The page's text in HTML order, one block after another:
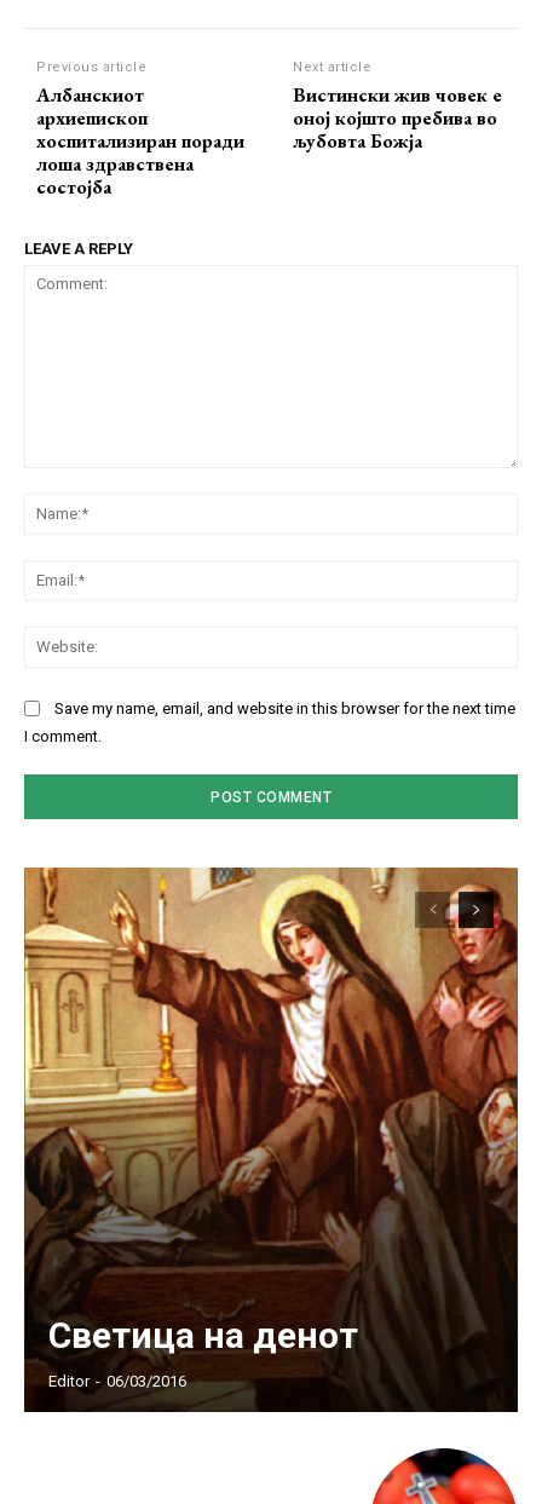
Previous article
Албанскиот
архиепископ
хоспитализиран поради
лоша здравствена
состојба
Next article
Вистински жив човек е
оној којшто пребива во
љубовта Божја
LEAVE A REPLY
Save my name, email, and website in this browser for the next time
I comment.
Светица на денот
Editor - 06/03/2016